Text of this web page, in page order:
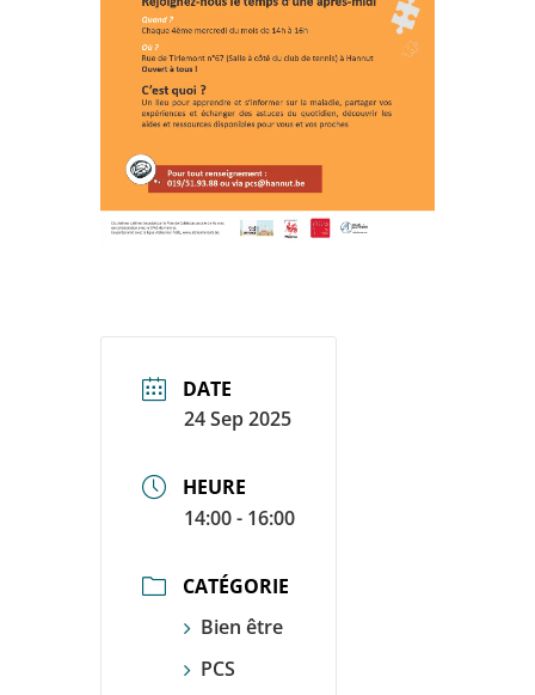
DATE
24 Sep 2025
HEURE
14:00 - 16:00
CATÉGORIE
Bien être
PCS